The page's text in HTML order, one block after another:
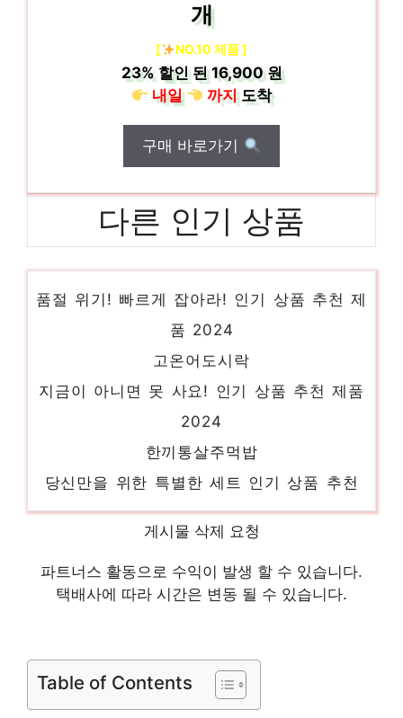
개
[ NO.10 제품 ]
23%할인 된16,900 원
내일
까지도착
구매 바로가기
다른 인기 상품
아비코감자튀김
품 2024
고온어도시락
지금이 아니면 못 사요! 인기 상품 추천 제품
2024
한끼통살주먹밥
당신만을 위한 특별한 세트 인기 상품 추천
제품 2024
범표어묵꼬치
품 2024
품 2024
기픈갈비탕
게시물 삭제 요청
파트너스 활동으로 수익이 발생 할 수 있습니다.
택배사에 따라 시간은 변동 될 수 있습니다.
Table of Contents